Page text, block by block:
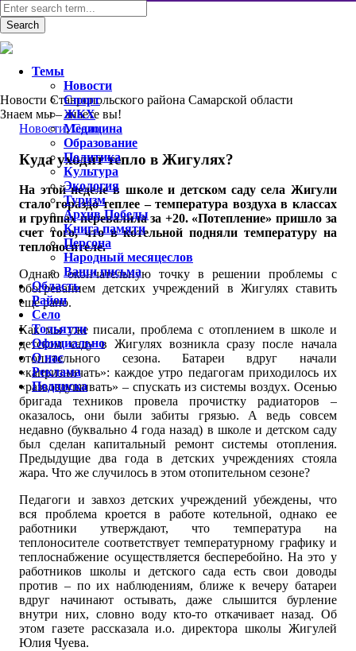
Новости Ставропольского района Самарской области
Знаем мы – знаете вы!
Новости,Село
Куда уходит тепло в Жигулях?
На этой неделе в школе и детском саду села Жигули
стало гораздо теплее – температура воздуха в классах
и группах перевалила за +20. «Потепление» пришло за
счет того, что в котельной подняли температуру на
теплоносителе.
Однако окончательную точку в решении проблемы с
обогреванием детских учреждений в Жигулях ставить
еще рано.
Как мы уже писали, проблема с отоплением в школе и
детском саду в Жигулях возникла сразу после начала
отопительного сезона. Батареи вдруг начали
«капризничать»: каждое утро педагогам приходилось их
«развоздушивать» – спускать из системы воздух. Осенью
бригада техников провела прочистку радиаторов –
оказалось, они были забиты грязью. А ведь совсем
недавно (буквально 4 года назад) в школе и детском саду
был сделан капитальный ремонт системы отопления.
Предыдущие два года в детских учреждениях стояла
жара. Что же случилось в этом отопительном сезоне?
Педагоги и завхоз детских учреждений убеждены, что
вся проблема кроется в работе котельной, однако ее
работники утверждают, что температура на
теплоносителе соответствует температурному графику и
теплоснабжение осуществляется бесперебойно. На это у
работников школы и детского сада есть свои доводы
против – по их наблюдениям, ближе к вечеру батареи
вдруг начинают остывать, даже слышится бурление
внутри них, словно воду кто-то откачивает назад. Об
этом газете рассказала и.о. директора школы Жигулей
Юлия Чуева.
Темы
Новости
Спорт
ЖКХ
Медицина
Образование
Политика
Культура
Экология
Туризм
Архив Победы
Книга памяти
Персона
Народный месяцеслов
Ваши письма
Область
Район
Село
Тольятти
Официально
О нас
Реклама
Подписка